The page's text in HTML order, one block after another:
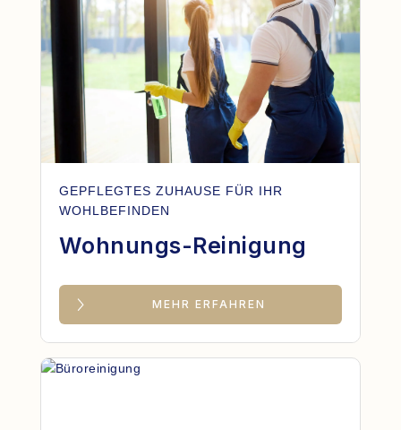
GEPFLEGTES ZUHAUSE FÜR IHR
WOHLBEFINDEN
Wohnungs-Reinigung
MEHR ERFAHREN